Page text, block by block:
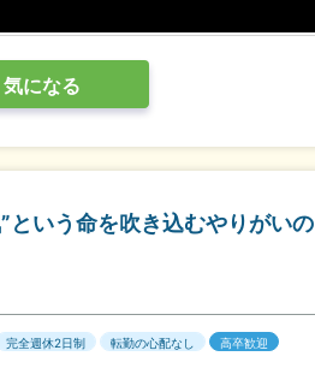
気になる
という命を吹き込むやりがいの
完全週休2日制 転勤の心配なし 高卒歓迎